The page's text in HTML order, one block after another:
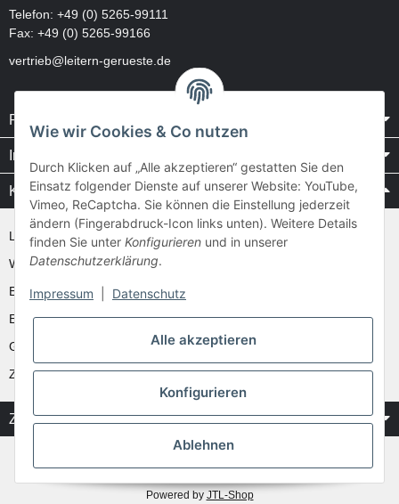
Telefon: +49 (0) 5265-99111
Fax: +49 (0) 5265-99166
vertrieb@leitern-gerueste.de
Rechtliches
Informationen
Kataloge / Videos
Layher Videos und Downloads
WAKÜ
Ernst
Euroline
Günzburger
Zarges
Zahlung & Versand
* Alle Preise inkl. gesetzlicher USt.
** gilt für Vorkasse Banküberweisung und Lastschrifteinzug, zzgl.Versand
Powered by JTL-Shop
Wie wir Cookies & Co nutzen
Durch Klicken auf „Alle akzeptieren“ gestatten Sie den
Einsatz folgender Dienste auf unserer Website: YouTube,
Vimeo, ReCaptcha. Sie können die Einstellung jederzeit
ändern (Fingerabdruck-Icon links unten). Weitere Details
finden Sie unter Konfigurieren und in unserer
Datenschutzerklärung.
Impressum Datenschutz
Alle akzeptieren
Konfigurieren
Ablehnen